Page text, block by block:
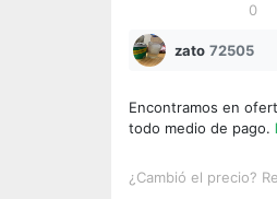
0
zato 72505
Encontramos en
todo medio de pago.
¿Cambió el precio?